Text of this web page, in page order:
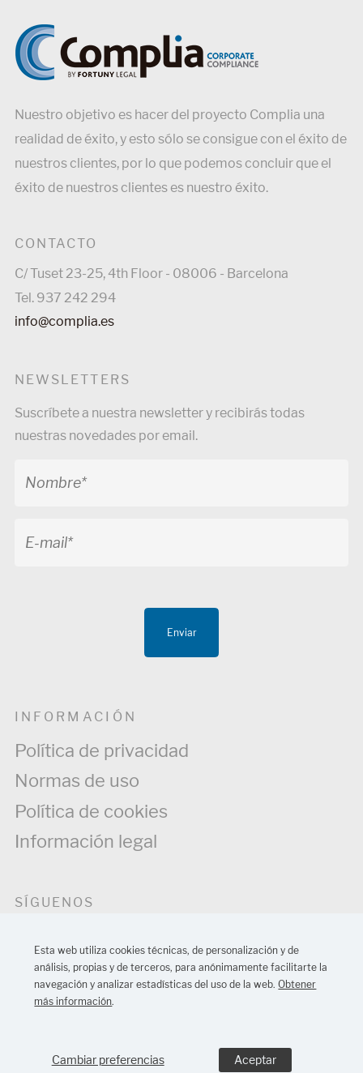
Esta web utiliza cookies técnicas, de personalización y de
análisis, propias y de terceros, para anónimamente facilitarte la
navegación y analizar estadísticas del uso de la web.Obtener
más información.
Cambiar preferencias
Nuestro objetivo es hacer del proyecto Complia una
realidad de éxito, y esto sólo se consigue con el éxito de
nuestros clientes, por lo que podemos concluir que el
éxito de nuestros clientes es nuestro éxito.
CONTACTO
C/ Tuset 23-25, 4th Floor - 08006 - Barcelona
Tel. 937 242 294
info@complia.es
NEWSLETTERS
Suscríbete a nuestra newsletter y recibirás todas
nuestras novedades por email.
Enviar
INFORMACIÓN
Política de privacidad
Normas de uso
Política de cookies
Información legal
SÍGUENOS
Diseño web Barcelona: MONTAWEB